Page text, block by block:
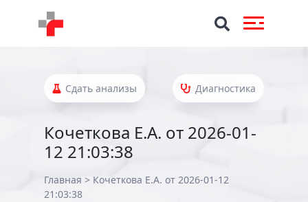
Сдать анализы Диагностика
Кочеткова Е.А. от 2026-01-
12 21:03:38
Главная > Кочеткова Е.А. от 2026-01-12
21:03:38